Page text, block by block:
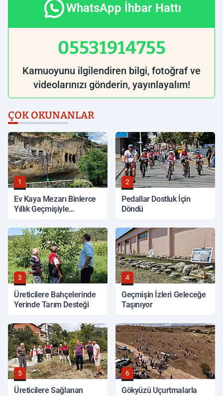
WhatsApp İhbar Hattı
05531914755
Kamuoyunu ilgilendiren bilgi, fotoğraf ve
videolarınızı gönderin, yayınlayalım!
ÇOK OKUNANLAR
1
Ev Kaya Mezarı Binlerce
Yıllık Geçmişiyle
2
Pedallar Dostluk İçin
Döndü
3
Üreticilere Bahçelerinde
Yerinde Tarım Desteği
4
Geçmişin İzleri Geleceğe
Taşınıyor
5
Üreticilere Sağlanan
6
Gökyüzü Uçurtmalarla